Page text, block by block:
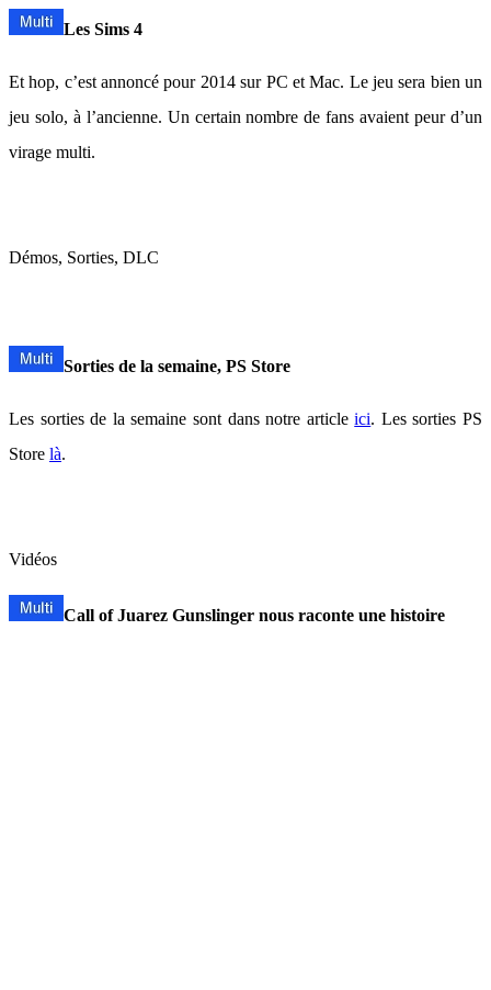
Les Sims 4
Et hop, c’est annoncé pour 2014 sur PC et Mac. Le jeu sera bien un
jeu solo, à l’ancienne. Un certain nombre de fans avaient peur d’un
virage multi.
Démos, Sorties, DLC
Sorties de la semaine, PS Store
Les sorties de la semaine sont dans notre articleici. Les sorties PS
Store là.
Vidéos
Call of Juarez Gunslinger nous raconte une histoire